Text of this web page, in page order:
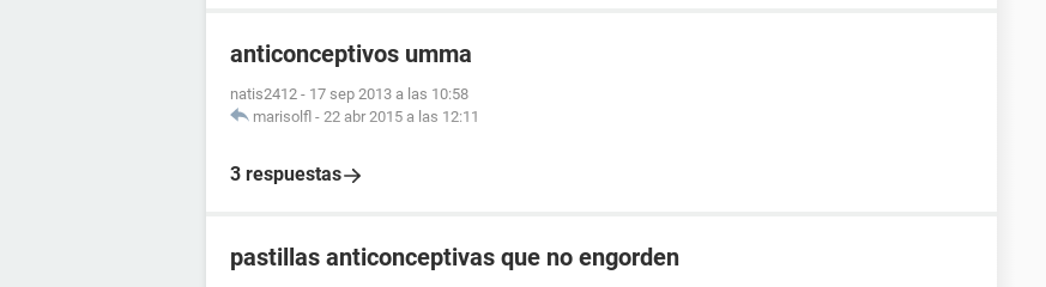
anticonceptivos umma
natis2412 - 17 sep 2013 a las 10:58
marisolfl - 22 abr 2015 a las 12:11
3 respuestas
pastillas anticonceptivas que no engorden